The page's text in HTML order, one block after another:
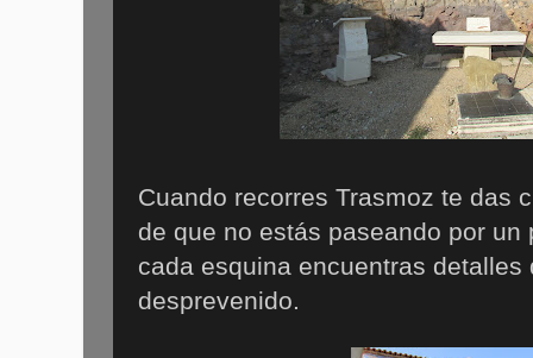
Cuando recorres Trasmoz te das
de que no estás paseando por un
cada esquina encuentras detalles
desprevenido.